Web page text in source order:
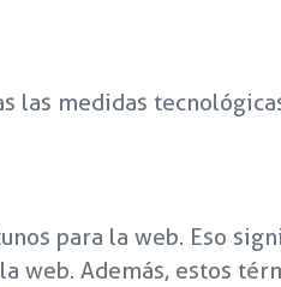
las medidas
para la web. Eso
web. Además, estos